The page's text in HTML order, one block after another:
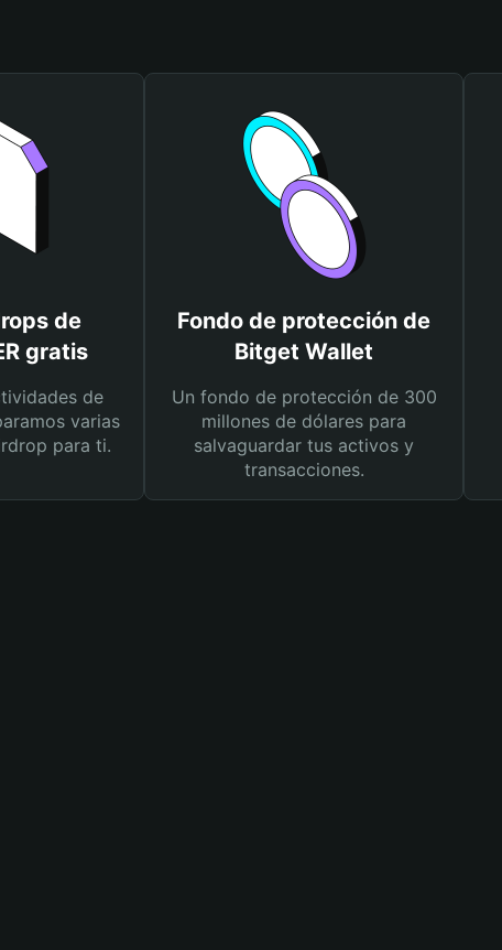
de
gratis
de
varias
para ti.
Fondo de protección de
Bitget Wallet
Un fondo de protección de 300
millones de dólares para
salvaguardar tus activos y
transacciones.